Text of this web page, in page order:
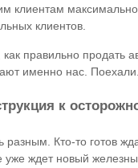
клиентам
клиентов.
правильно продать
именно нас. Поехали.
к
Кто-то готов
ждет новый